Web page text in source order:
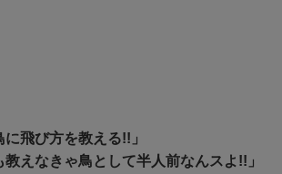
に飛び方を教える!!」
教えなきゃ鳥として半人前なんスよ!!」